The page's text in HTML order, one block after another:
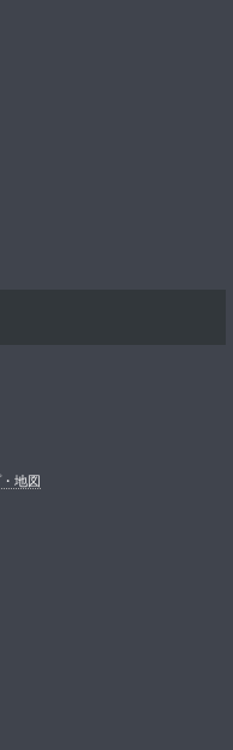
地図